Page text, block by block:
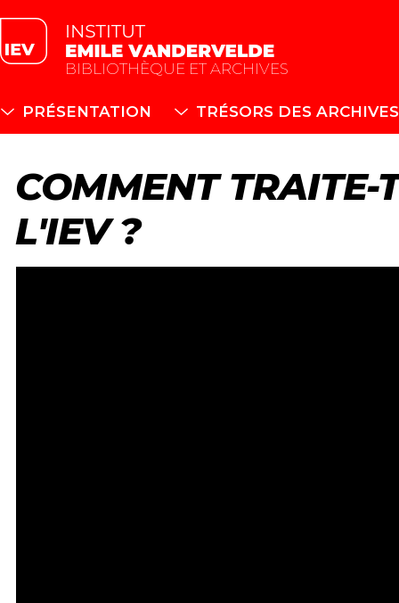
BIBLIOTHÈQUE ET ARCHIVES
PRÉSENTATION TRÉSORS DES ARCHIVES
COMMENT TRAITE-
L'IEV ?